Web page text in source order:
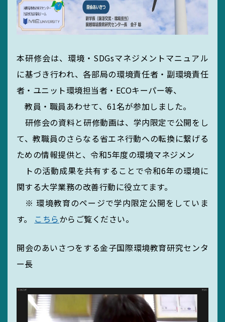
サイトマップ
リンク集
本研修会は、環境・SDGsマネジメントマニュアル
に基づき行われ、各部局の環境責任者・副環境責任
者・ユニット環境担当者・ECOキーパー等、
教員・職員あわせて、61名が参加しました。
研修会の資料と研修動画は、学内限定で公開をし
て、教職員のさらなる省エネ行動への転換に繋げる
ための情報提供と、令和5年度の環境マネジメン
トの活動成果を共有することで令和6年の環境に
関する大学業務の改善行動に役立てます。
※ 環境教育のページで学内限定公開をしていま
す。
こちらからご覧ください。
開会のあいさつをする金子国際環境教育研究センタ
ー長